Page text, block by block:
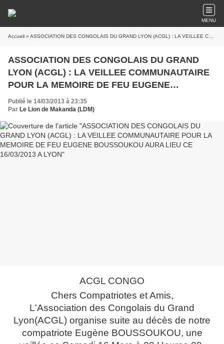
MENU
Accueil » ASSOCIATION DES CONGOLAIS DU GRAND LYON (ACGL) : LA VEILLEE COMMUNAUTAIRE POUR LA MEMOIRE DE FEU EUGENE BOUSSOUKOU AURA LIEU CE 16/03/2013 A LYON
ASSOCIATION DES CONGOLAIS DU GRAND
LYON (ACGL) : LA VEILLEE COMMUNAUTAIRE
POUR LA MEMOIRE DE FEU EUGENE
BOUSSOUKOU AURA LIEU CE 16/03/2013 A
LYON
Publié le 14/03/2013 à 23:35
Par Le Lion de Makanda (LDM)
ACGL CONGO
Chers Compatriotes et Amis,
L'Association des Congolais du Grand
Lyon(ACGL) organise suite au décès de notre
compatriote Eugène BOUSSOUKOU, une